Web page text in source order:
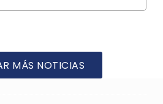
MÁS NOTICIAS